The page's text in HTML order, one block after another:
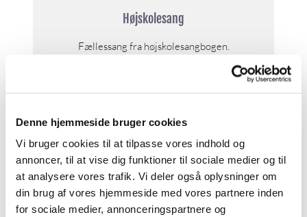
Denne hjemmeside bruger cookies
Vi bruger cookies til at tilpasse vores indhold og
annoncer, til at vise dig funktioner til sociale medier og til
at analysere vores trafik. Vi deler også oplysninger om
din brug af vores hjemmeside med vores partnere inden
for sociale medier, annonceringspartnere og
Højskolesang
Fællessang fra højskolesangbogen.